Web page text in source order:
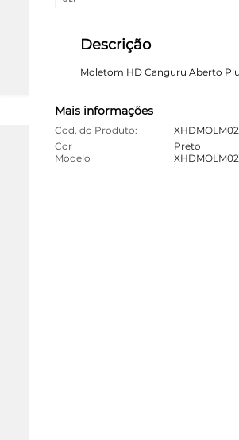
Descrição
Moletom HD Canguru Aberto
Mais informações
Cod. do Produto:
Cor
Preto
Modelo